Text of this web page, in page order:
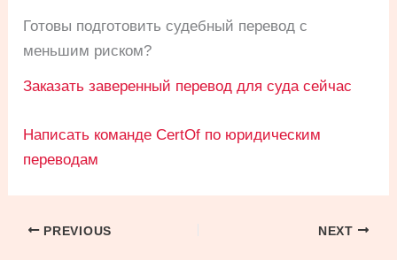
Готовы подготовить судебный перевод с
меньшим риском?
Заказать заверенный перевод для суда сейчас
Написать команде CertOf по юридическим
переводам
PREVIOUS NEXT